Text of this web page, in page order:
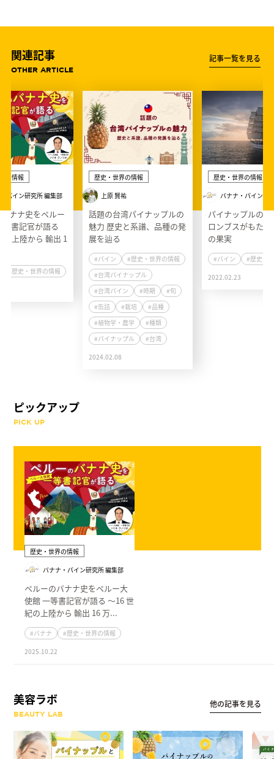
関連記事
OTHER ARTICLE
記事一覧を見る
の情報
パイン研究所 編集部
ナナ史をペルー
等書記官が語る
の上陸から 輸出 1
#歴史・世界の情報
歴史・世界の情報
上原 賢祐
話題の台湾パイナップルの
魅力 歴史と系譜、品種の発
展を辿る
#パイン
#歴史・世界の情報
#台湾パイナップル
#台湾パイン
#時期
#旬
#缶詰
#栽培
#品種
#植物学・農学
#種類
#パイナップル
#台湾
2024.02.08
歴史・世界の情報
バナナ・パイン研
パイナップルの歴
ロンブスがもた
の果実
#パイン
#歴史・
2022.02.23
ピックアップ
PICK UP
歴史・世界の情報
バナナ・パイン研究所 編集部
ペルーのバナナ史をペルー大
使館 一等書記官が語る 〜16 世
紀の上陸から 輸出 16 万...
#バナナ
#歴史・世界の情報
2025.10.22
美容ラボ
BEAUTY LAB
他の記事を見る